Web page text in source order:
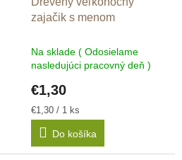
zajačik s menom
Na sklade ( Odosielame
nasledujúci pracovný deň )
€1,30
Jednotková
cena:
€1,30 / 1 ks
Do košíka